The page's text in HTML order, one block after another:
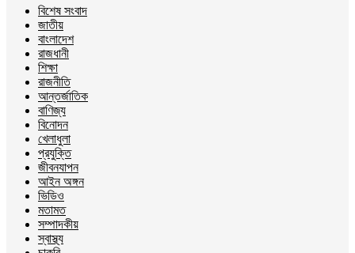
বিশেষ সংবাদ
জাতীয়
বাংলাদেশ
রাজধানী
শিক্ষা
রাজনীতি
আন্তর্জাতিক
বাণিজ্য
বিনোদন
খেলাধুলা
প্রযুক্তি
জীবনযাপন
আইন অঙ্গন
ভিডিও
মতামত
সম্পাদকীয়
স্বাস্থ্য